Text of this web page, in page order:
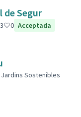
de Segur
3 0 Acceptada
Jardins Sostenibles